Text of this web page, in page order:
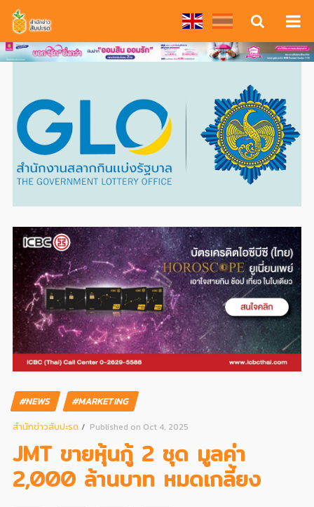
#NEWS
#MARKETING
สํานักข่าวสับปะรด
Published on Oct 4, 2025
JMT ขายหุ้นกู้ 2 ชุด มูลค่า
2,000 ล้านบาท หมดเกลี้ยง